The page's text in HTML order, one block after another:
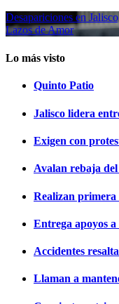
Desapariciones en
Lazos de Amor
Lo más visto
Quinto Patio
Jalisco lidera
Exigen con
Avalan rebaja
Realizan primera
Entrega apoyos
Accidentes
Llaman a